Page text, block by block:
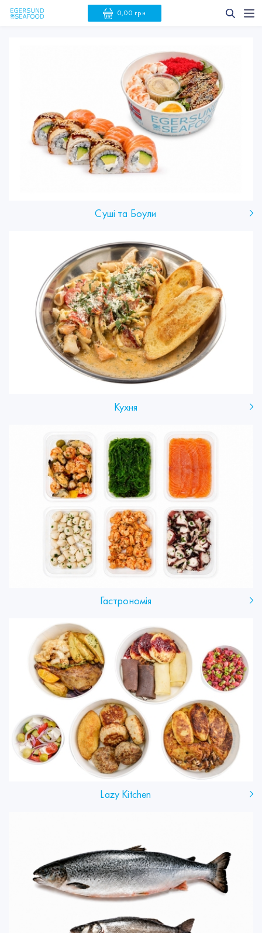
0,00 грн
Суші та Боули
Кухня
Гастрономія
Lazy Kitchen